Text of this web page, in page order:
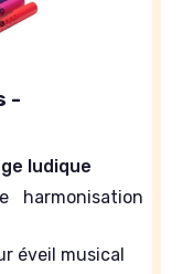
-
ludique
éveil musical